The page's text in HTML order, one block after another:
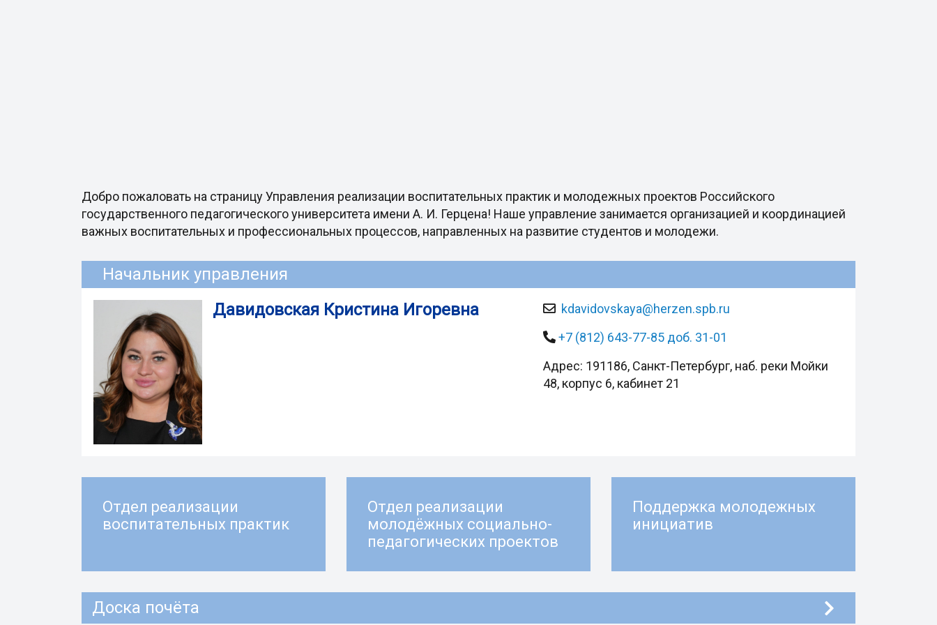
Добро пожаловать на страницу Управления реализации воспитательных практик и молодежных проектов Российского
государственного педагогического университета имени А. И. Герцена! Наше управление занимается организацией и координацией
важных воспитательных и профессиональных процессов, направленных на развитие студентов и молодежи.
Начальник управления
Давидовская Кристина Игоревна
kdavidovskaya@herzen.spb.ru
+7 (812) 643-77-85 доб. 31-01
Адрес: 191186, Санкт-Петербург, наб. реки Мойки
48, корпус 6, кабинет 21
Отдел реализации
воспитательных практик
Отдел реализации
молодёжных социально-
педагогических проектов
Поддержка молодежных
инициатив
Доска почёта